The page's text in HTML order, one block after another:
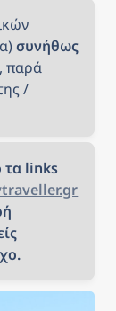
συνήθως
παρά
/
τα links